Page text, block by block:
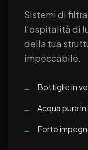
Sistemi di
l'ospitalità di
della tua
impeccabile.
– Bottiglie in
– Acqua pura
– Forte